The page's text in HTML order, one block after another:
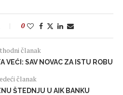
0
članak
VEĆI: SAV NOVAC ZA ISTU ROBU
članak
ŠTEDNJU U AIK BANKU